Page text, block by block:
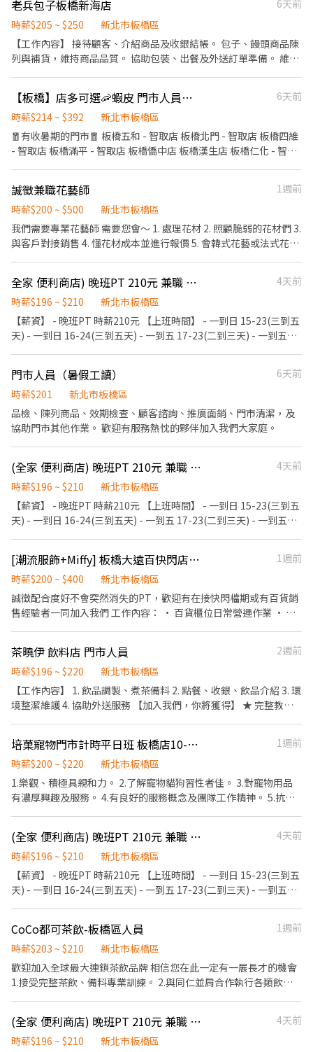
https://lin.ee/kd7Hi9b 留下【全名＋電話＋應徵蝦皮門市（職缺截
圖）】
自己改變收入的人生態度 那你非常有機會在這裡，靠最強獎金制
度， 在一年內賺到人生第一桶金，甚至第二桶金。 收入沒有上限，
只取決於你的能力。 公司負責提供平台，你負責發光。 想賺錢的人
很多， 敢挑戰高收入的人不多。 你是哪一種？ 下列為個人底薪+獎
金的方案 個人每月業績未達30萬抽1% 個人每月業績達30萬起抽
2% 個人每月業績達40萬起抽3% 個人每月業績達50萬起抽4% 個人
每月業績達60萬起抽5% 個人每月業績達70萬起抽6% 個人每月業
萬起抽9% 時薪每月依照個人業績達成進行調整 當月個人業績達標
30萬，下個月時薪增加10元 當月個人業績達標40萬，下個月時薪增
加20元 當月個人業績達標50萬，下個月時薪增加30元 當月個人業
績達標60萬，下個月時薪增加40元 當月個人業績達標70萬，下個月
時薪增加50元 當月個人業績達標80萬，下個月時薪增加60元 當月
個人業績達標90萬，下個月時薪增加70元 當月個人業績達標100
萬，下個月時薪增加80元 當月個人業績達標超過100萬，下個月時
薪增加100元 ORIGINAL TATTOO WEAR 是澳洲手工製造防曬衣物
品牌，從纖維到成品都是100%澳洲當地手工製造，所以完全可以實
標準也是全世界最嚴格的，而在這樣嚴格條件下所製造出來的防曬
衣物是無懈可擊的 全球常駐櫃僅有 雪梨 / 巴黎 / 台灣
統計銷售情形撰寫當日業務報表。 ·檢查商品品質及效期，將需下
架之商品收下退貨 ·配合盤點調整排班時間
老兵包子板橋新海店
6天前
時薪$205 ~ $250
新北市板橋區
【工作內容】 接待顧客、介紹商品及收銀結帳。 包子、饅頭商品陳
列與補貨，維持商品品質。 協助包裝、出餐及外送訂單準備。 維持
整培訓，學習人員管理、排班、營運及店務管理。 【我們希望你】
具服務熱忱，工作態度積極。 有責任感，願意學習新事物。 喜歡與
人互動，重視團隊合作。 無經驗可，公司提供完整教育訓練。 有餐
飲或服務業經驗者佳。 【職涯發展】 我們重視每位夥伴的成長，只
想學一技之長的你加入
【板橋】店多可選🦐蝦皮 門市人員🎉理貨上架超簡單🙌🏻歡迎兼職打工
6天前
時薪$214 ~ $392
新北市板橋區
🧧有收暑期的門市🧧 板橋五和 - 智取店 板橋北門 - 智取店 板橋四維
- 智取店 板橋滿平 - 智取店 板橋僑中店 板橋漢生店 板橋仁化 - 智取
徵人數眾多請勿直接到現場應徵，一律採視訊面試 ✅免經驗✅彈性
排班✅國定假日上班雙倍薪 💼工作內容 ▶一般門店(有人店) ①負責
包裹收寄、搬運、盤點、理貨等 ②提供顧客接待、收銀結帳等服務
③維持門市作業區環境、清潔維護作業 ④配合調店、支援 ▶智取店
點2-5間門市) ④配合調店、支援 『以上都提供完善教育訓練及店面
實習』 ⏱工作時間 ▶一般門店(有人店) 早班：10:30-17:30 晚班：
上班) ▶智取店(無人店) 早班：07:00-12:30 晚班：17:30-22:30 夜
班：23:30-03:30 假日班早班：07:00-12:00 假日班晚班：17:30-
23:30 (固定班別,早班時段可微調) 💰薪資 ▶一般門店(有人店) 時薪
$206 ▶智取店(無人店) 時薪 $214 HD板橋新板 - 智取店 $206 HD板
班額外獎金每小時 +40元) 🎉排班方式 一週至少排班四天（需含至少
一天六或日） 📌上班地點 HD板橋新板 - 智取店：新北市板橋區漢生
東路117之1號(HD門市可以不支援其他店) HD板橋五和 - 智取店：
新北市板橋區和平路178號 (HD門市可以不支援其他店) 板橋北門 -
智取店：新北市板橋區北門街55號 板橋四維 - 智取店：新北市板橋
區四維路304號 板橋滿平 - 智取店：新北市板橋區滿平街75號 板橋
僑中店：新北市板橋區僑中二街8巷1號 板橋永豐店：新北市板橋區
永豐街151號 板橋漢生店：新北市板橋區漢生西路165巷50號 板橋
仁化 - 智取店：新北市板橋區仁化街173號 板橋三民二店：新北市
新北市板橋區實踐路93巷31號 板橋國光店：新北市板橋區國光路42
號 板橋民族店：新北市板橋區民族路249號 板橋貴興店：新北市板
橋區貴興路119巷3號 板橋忠孝店：新北市板橋區忠孝路171號 板橋
民治店：新北市板橋區民治街88號 板橋信義 - 智取店：新北市板橋
區信義路150巷10號 板橋長江 - 智取店：新北市板橋區長江路二段
159號 板橋民權 - 智取店：新北市板橋區民權路257號 板橋裕民店：
新北市板橋區裕民街116號 板橋大觀店：新北市板橋區大觀路二段
173號 板橋文聖店：新北市板橋區文聖街173號 (以上門店缺額有
限，可應徵多間店唷) 💖因應徵人多缺額異動快,如未看到想應徵的
門店歡迎詢問💖 📜應徵方式📜 ①應徵預約請點選右方加入 ➤
https://lin.ee/beutrIB ②ʟɪɴᴇ搜尋加入 ➤ @783qcndn ✍🏻以上加入
留言 全名✚電話 附上 職缺標題截圖即可✍🏻 ③線上詢問或 ☎️來電諮
詢 0908925603 白先生
誠徵兼職花藝師
1週前
時薪$200 ~ $500
新北市板橋區
我們需要專業花藝師 需要您會～ 1. 處理花材 2. 照顧脆弱的花材們 3.
與客戶對接銷售 4. 懂花材成本並進行報價 5. 會韓式花藝或法式花藝
錢的花藝師訊息我們喔！
全家 便利商店) 晚班PT 210元 兼職 板橋區 南雅夜市 勝立百貨
4天前
時薪$196 ~ $210
新北市板橋區
【薪資】 - 晚班PT 時薪210元 【上班時間】 - 一到日 15-23(三到五
天) - 一到日 16-24(三到五天) - 一到五 17-23(二到三天) - 一到五
友善 出缺勤正常 【企業文化】 - 夥伴是企業最大的資產與責任 - 打
造幫助大家達成目標的環境 - 訂立有效率與有效果的制度流程 - 找尋
願意付出真心互相幫忙夥伴 - 未來持續展店歡迎加入大家庭 【店鋪
分布】 全家便利商店新北市加盟店 板橋區/新莊區/樹林區/三峽區 板
132號 板橋自由店：板橋區自由路34號 板橋宏翠店：板橋區四維路
100號 板橋新埔店：板橋區文化路一段421巷4號 板橋新金富：板橋
店：板橋區四維路180號 板橋美華店：板橋區金華街10巷48弄78號
板橋新甫華：板橋區新生街22號 板橋新泉店：板橋區龍泉街126號
板橋英仕店：板橋區英士路54號 新莊武廟店：新莊區新莊路435號
新莊龍鳳店：新莊區中正路729號 新莊學輔店：新莊區建國一路2號
新莊建國店：新莊區建國一路49號 新莊通樹店：新莊區新樹路288
號 新莊盛寧店：新莊區西盛街151號 新莊安華店：新莊區民安西路
321號 新莊裕民店：新莊區裕民街97號 樹林三福店：樹林區三福街
45號 樹林三德店：樹林區中正路482號 樹林俊信店：樹林區俊英街
118號 樹林日新店：樹林區日新街50號 樹林新育店：樹林區育英街
53號 樹林佳瑪店：樹林區博愛街89號 三峽復興店：三峽區復興路
56號 三峽光明店：三峽區光明路6號 【應徵方式】 - 先投履歷 等候
通知面試時間 - 上班地點為板橋新埔店或板橋區店鋪
門市人員（暑假工讀）
6天前
時薪$201
新北市板橋區
品檢、陳列商品、效期檢查、顧客諮詢、推廣面銷、門市清潔，及
協助門市其他作業。 歡迎有服務熱忱的夥伴加入我們大家庭。
(全家 便利商店) 晚班PT 210元 兼職 板橋區 四維市場 自由路 四維路
4天前
時薪$196 ~ $210
新北市板橋區
【薪資】 - 晚班PT 時薪210元 【上班時間】 - 一到日 15-23(三到五
天) - 一到日 16-24(三到五天) - 一到五 17-23(二到三天) - 一到五
友善 出缺勤正常 【企業文化】 - 夥伴是企業最大的資產與責任 - 打
造幫助大家達成目標的環境 - 訂立有效率與有效果的制度流程 - 找尋
願意付出真心互相幫忙夥伴 - 未來持續展店歡迎加入大家庭 【店鋪
分布】 全家便利商店新北市加盟店 板橋區/新莊區/樹林區/三峽區 板
132號 板橋自由店：板橋區自由路34號 板橋宏翠店：板橋區四維路
100號 板橋新埔店：板橋區文化路一段421巷4號 板橋新金富：板橋
店：板橋區四維路180號 板橋美華店：板橋區金華街10巷48弄78號
板橋新甫華：板橋區新生街22號 板橋新泉店：板橋區龍泉街126號
板橋英仕店：板橋區英士路54號 新莊武廟店：新莊區新莊路435號
新莊龍鳳店：新莊區中正路729號 新莊學輔店：新莊區建國一路2號
號 新莊盛寧店：新莊區西盛街151號 新莊安華店：新莊區民安西路
321號 新莊裕民店：新莊區裕民街97號 樹林三福店：樹林區三福街
45號 樹林三德店：樹林區中正路482號 樹林俊信店：樹林區俊英街
118號 樹林日新店：樹林區日新街50號 樹林新育店：樹林區育英街
53號 樹林佳瑪店：樹林區博愛街89號 三峽復興店：三峽區復興路
56號 三峽光明店：三峽區光明路6號 【應徵方式】 - 先投履歷 等候
通知面試時間 - 上班地點為板橋新埔店或板橋區店鋪
[潮流服飾+Miffy] 板橋大遠百快閃店工讀8/12-9/15
1週前
時薪$200 ~ $400
新北市板橋區
誠徵配合度好不會突然消失的PT，歡迎有在接快閃檔期或有百貨銷
售經驗者一同加入我們 工作內容： • 百貨櫃位日常營運作業 • 進
飾、米菲兔 •熱愛與人交流分享 •認真負責不推卸責任 •具團隊合
作精神 • 可配合整個檔期優先錄取 工作日期：兩檔可一起接的優先
錄取！ 8/12-8/26 板橋大遠百7F 服飾特賣 8/27-9/15 板橋大遠百B1
Miffy快閃店 需配合百貨營業時間
茶曉伊 飲料店 門市人員
2週前
時薪$196 ~ $220
新北市板橋區
【工作內容】 1. 飲品調製、煮茶備料 2. 點餐、收銀、飲品介紹 3. 環
境整潔維護 4. 協助外送服務 【加入我們，你將獲得】 ★ 完整教育
核。 完成目標後即可加薪！ 設立每月績效獎金，當月營收達標，依
照排班比例發放獎金～ ★ 福利 員工折扣、部分飲品免費、不定期聚
餐、生日禮金 如果你期待一份有溫度、有成就感的工作，歡迎加入
我們的團隊，一起把每一杯飲品、每一次服務做到最好💕
培菓寵物門市計時平日班 板橋店10-14點
1週前
時薪$200 ~ $220
新北市板橋區
1.樂觀、積極具親和力。 2.了解寵物貓狗習性者佳。 3.對寵物用品
有濃厚興趣及服務。 4.有良好的服務概念及團隊工作精神。 5.抗壓
路二段245巷60號）實習 上手後 再到板橋店上班 約面試請打
0976786806 李小姐
(全家 便利商店) 晚班PT 210元 兼職 板橋區 四維市場 四維路 民有街
4天前
時薪$196 ~ $210
新北市板橋區
【薪資】 - 晚班PT 時薪210元 【上班時間】 - 一到日 15-23(三到五
天) - 一到日 16-24(三到五天) - 一到五 17-23(二到三天) - 一到五
友善 出缺勤正常 【企業文化】 - 夥伴是企業最大的資產與責任 - 打
造幫助大家達成目標的環境 - 訂立有效率與有效果的制度流程 - 找尋
願意付出真心互相幫忙夥伴 - 未來持續展店歡迎加入大家庭 【店鋪
分布】 全家便利商店新北市加盟店 板橋區/新莊區/樹林區/三峽區 板
132號 板橋自由店：板橋區自由路34號 板橋宏翠店：板橋區四維路
100號 板橋新埔店：板橋區文化路一段421巷4號 板橋新金富：板橋
CoCo都可茶飲-板橋區人員
1週前
時薪$203 ~ $210
新北市板橋區
歡迎加入全球最大連鎖茶飲品牌 相信您在此一定有一展長才的機會
1.接受完整茶飲、備料專業訓練。 2.與同仁並肩合作執行各類飲品
要外送
(全家 便利商店) 晚班PT 210元 兼職 板橋區 林家花園 板橋體育館
4天前
時薪$196 ~ $210
新北市板橋區